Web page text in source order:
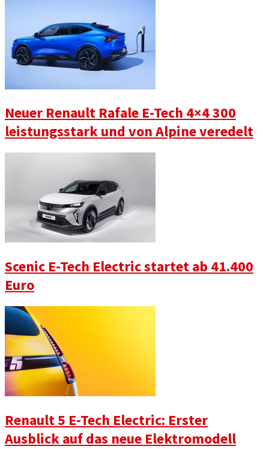
Neuer Renault Rafale E-Tech 4×4 300
leistungsstark und von Alpine veredelt
Scenic E-Tech Electric startet ab 41.400
Euro
Renault 5 E-Tech Electric: Erster
Ausblick auf das neue Elektromodell